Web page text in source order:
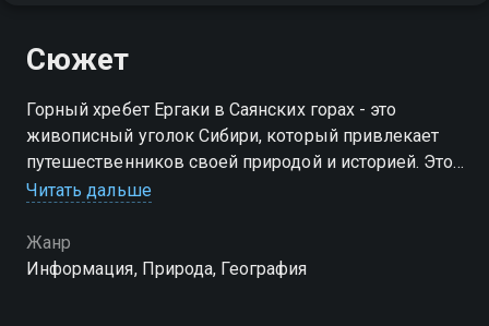
Сюжет
Горный хребет Ергаки в Саянских горах - это
живописный уголок Сибири, который привлекает
путешественников своей природой и историей. Этот
регион считается одним из самых загадочных и
Читать дальше
Жанр
Информация, Природа, География